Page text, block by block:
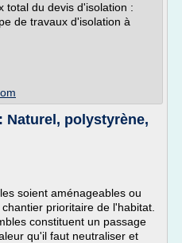
total du devis d'isolation :
de travaux d'isolation à
Naturel, polystyrène,
soient aménageables ou
prioritaire de l'habitat.
constituent un passage
qu'il faut neutraliser et